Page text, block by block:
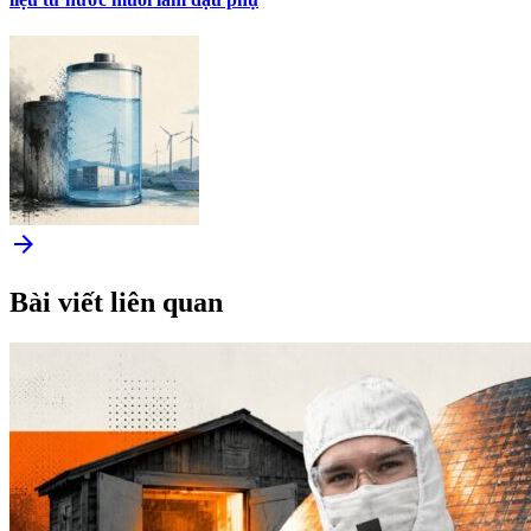
arrow_forward
Bài viết liên quan